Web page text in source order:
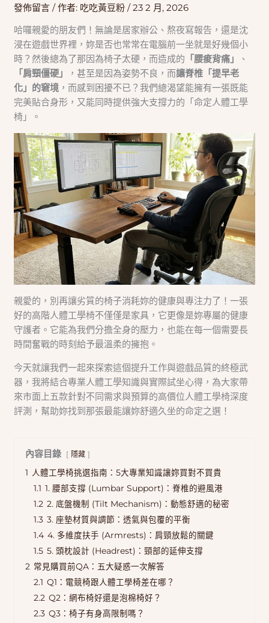
發佈留言 / 作者: 吃吃黃豆粉/23 2 月, 2026
哈囉親愛的朋友們！無論是居家辦公、熬夜寫報告，還是沈
浸在遊戲世界裡，妳是否也常常在電腦前一坐就是好幾個小
時？然後總為了那因為椅子太硬，而造成的 「腰痠背痛」
、
「肩頸僵硬」
，甚至是因為姿勢不良，而讓脊椎「提早老
化」的窘境 ，而感到困擾不已？我們總渴望能擁有一張既能
完美貼合身形，又能同時提供強大支撐力的「命定人體工學
椅」。
親愛的，別再讓劣質的椅子消耗妳的健康與專注力了！一張
好的高階人體工學椅不僅僅是家具，它更像是妳專屬的健康
守護者。它能為我們分擔全身的壓力，也能在每一個需要長
時間奮戰的時刻給予最溫柔的擁抱。
今天就讓我們一起來探索這個提升工作與遊戲品質的終極武
器，我將結合專業人體工學知識與實際試坐心得，為大家帶
來市面上五款針對不同需求與預算的高價位人體工學椅深度
評測，幫助妳找到那張最能讓妳舒適久坐的命定之選！
內容目錄 隱藏
1 人體工學椅挑選指南：5大專業知識讓妳買對不買貴
1.1 1. 腰部支撐 (Lumbar Support)：脊椎的避風港
1.2 2. 底盤機制 (Tilt Mechanism)：動態舒適的秘密
1.3 3. 座墊材質與調節：透氣與包覆的平衡
1.4 4. 多維度扶手 (Armrests)：肩頸放鬆的關鍵
1.5 5. 頭枕設計 (Headrest)：頸部的延伸支撐
2 常見購買前QA：五大疑惑一次解答
2.1 Q1：電競椅跟人體工學椅差在哪？
2.2 Q2：網布椅好還是泡棉椅好？
2.3 Q3：椅子有身高限制嗎？